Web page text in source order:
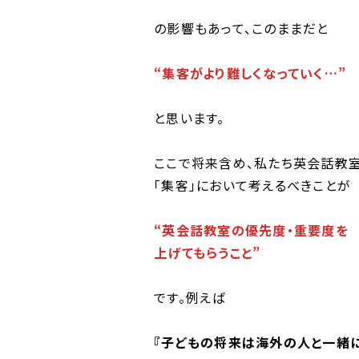
の影響もあって、このままだと
“集客がより難しくなっていく…”
と思います。
ここで将来含め、私たち英会話教
「集客」において考えるべきことが
“英会話教室の優先度・重要度を
上げてもらうこと”
です。例えば
『子どもの将来は海外の人と一緒